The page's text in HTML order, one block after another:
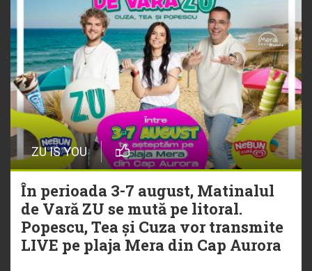
ZU IS YOU
În perioada 3-7 august, Matinalul
de Vară ZU se mută pe litoral.
Popescu, Tea și Cuza vor transmite
LIVE pe plaja Mera din Cap Aurora